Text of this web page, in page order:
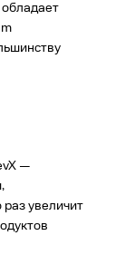
—
раз увеличит